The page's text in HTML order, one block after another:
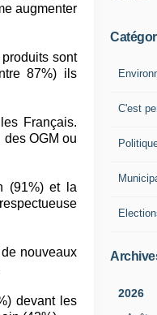
augmenter
sont
87%) ils
Français.
OGM ou
(91%) et la
nouveaux
devant les
C'est
2026